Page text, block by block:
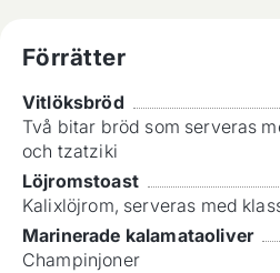
Förrätter
Vitlöksbröd
Två bitar bröd som serveras
och tzatziki
Löjromstoast
Kalixlöjrom, serveras med
Marinerade kalamataoliver
Champinjoner